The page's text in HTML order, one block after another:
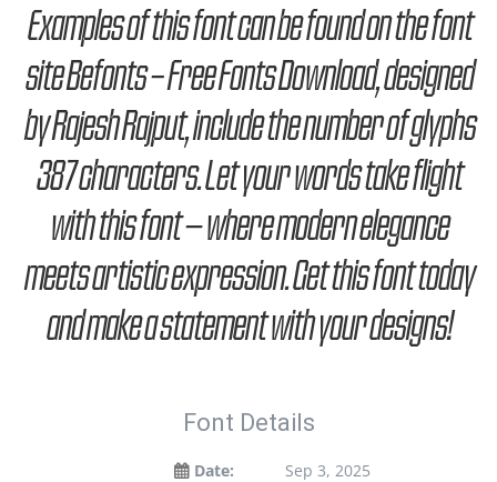
Examples of this font can be found on the font
site Befonts – Free Fonts Download, designed
by Rajesh Rajput, include the number of glyphs
387 characters. Let your words take flight
with this font — where modern elegance
meets artistic expression. Get this font today
and make a statement with your designs!
Font Details
Date:
Sep 3, 2025